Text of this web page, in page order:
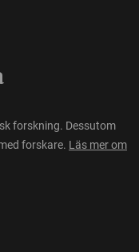
forskning. Dessutom
forskare. Läs mer om